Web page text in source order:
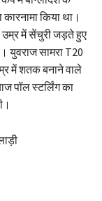
किया था।
में सेंचुरी जड़ते हुए
युवराज सामरा T20
में शतक बनाने वाले
पॉल स्टर्लिंग का